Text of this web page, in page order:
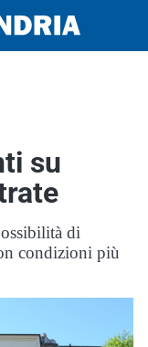
su
di
condizioni più